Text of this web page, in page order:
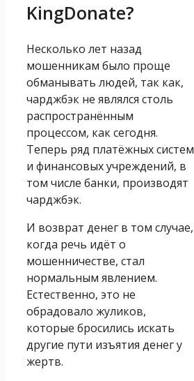
KingDonate?
Несколько лет назад
мошенникам было проще
обманывать людей, так как,
чарджбэк не являлся столь
распространённым
процессом, как сегодня.
Теперь ряд платёжных систем
и финансовых учреждений, в
том числе банки, производят
чарджбэк.
И возврат денег в том случае,
когда речь идёт о
мошенничестве, стал
нормальным явлением.
Естественно, это не
обрадовало жуликов,
которые бросились искать
другие пути изъятия денег у
жертв.